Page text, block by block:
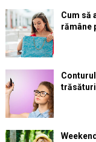
Cum să
rămâne